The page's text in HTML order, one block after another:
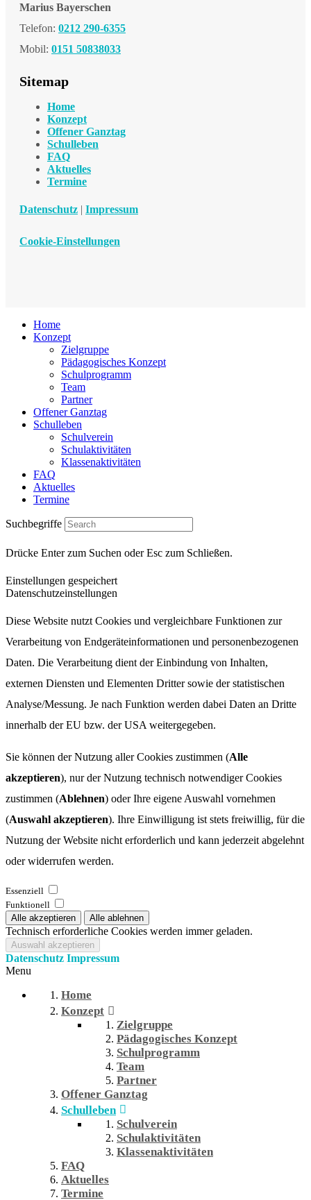
Marius Bayerschen
Telefon: 0212 290-6355
Mobil: 0151 50838033
Sitemap
Home
Konzept
Offener Ganztag
Schulleben
FAQ
Aktuelles
Termine
Datenschutz | Impressum
Cookie-Einstellungen
Home
Konzept
Zielgruppe
Pädagogisches Konzept
Schulprogramm
Team
Partner
Offener Ganztag
Schulleben
Schulverein
Schulaktivitäten
Klassenaktivitäten
FAQ
Aktuelles
Termine
Suchbegriffe
Drücke Enter zum Suchen oder Esc zum Schließen.
Einstellungen gespeichert
Datenschutzeinstellungen
Diese Website nutzt Cookies und vergleichbare Funktionen zur
Verarbeitung von Endgeräteinformationen und personenbezogenen
Daten. Die Verarbeitung dient der Einbindung von Inhalten,
externen Diensten und Elementen Dritter sowie der statistischen
Analyse/Messung. Je nach Funktion werden dabei Daten an Dritte
innerhalb der EU bzw. der USA weitergegeben.
Sie können der Nutzung aller Cookies zustimmen (Alle
akzeptieren), nur der Nutzung technisch notwendiger Cookies
zustimmen (Ablehnen) oder Ihre eigene Auswahl vornehmen
(Auswahl akzeptieren). Ihre Einwilligung ist stets freiwillig, für die
Nutzung der Website nicht erforderlich und kann jederzeit abgelehnt
oder widerrufen werden.
Essenziell
Funktionell
Technisch erforderliche Cookies werden immer geladen.
Datenschutz Impressum
Menu
Home
Konzept
Zielgruppe
Pädagogisches Konzept
Schulprogramm
Team
Partner
Offener Ganztag
Schulleben
Schulverein
Schulaktivitäten
Klassenaktivitäten
FAQ
Aktuelles
Termine